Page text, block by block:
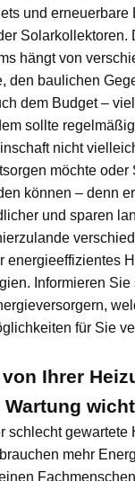
und erneuerbare
Solarkollektoren.
hängt von
den baulichen
dem Budget –
sollte
nicht
möchte oder
können – denn
und sparen
energieeffizientes
Informieren
für Sie
Ihrer
schlecht gewartete
mehr